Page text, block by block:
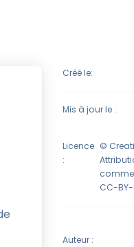
Créé le:
Mis à jour le :
Licence
:
©
CC-
Auteur :